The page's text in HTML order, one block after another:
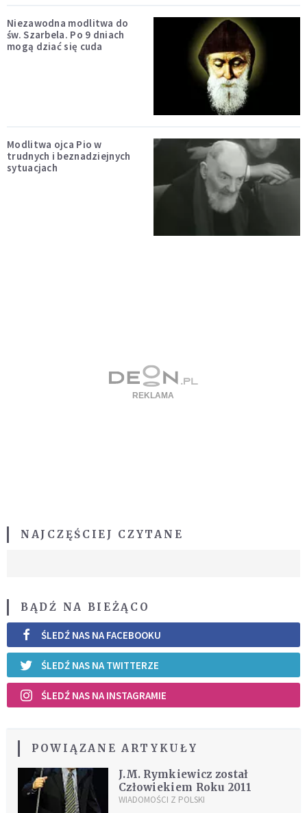
Niezawodna modlitwa do
św. Szarbela. Po 9 dniach
mogą dziać się cuda
Modlitwa ojca Pio w
trudnych i beznadziejnych
sytuacjach
NAJCZĘŚCIEJ CZYTANE
BĄDŹ NA BIEŻĄCO
ŚLEDŹ NAS NA FACEBOOKU
ŚLEDŹ NAS NA TWITTERZE
ŚLEDŹ NAS NA INSTAGRAMIE
POWIĄZANE ARTYKUŁY
J.M. Rymkiewicz został
Człowiekiem Roku 2011
WIADOMOŚCI Z POLSKI